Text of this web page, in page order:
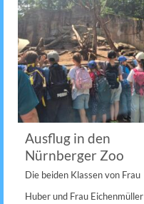
Ausflug in den
Nürnberger Zoo
Die beiden Klassen von Frau
Huber und Frau Eichenmüller